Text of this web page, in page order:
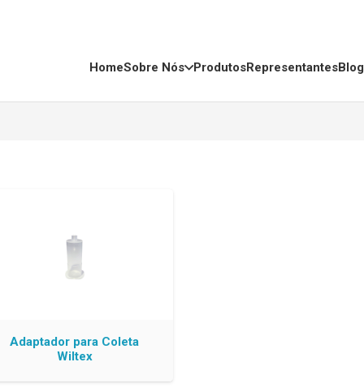
HomeSobre Nós ProdutosRepresentantesBlog
Adaptador para Coleta
Wiltex